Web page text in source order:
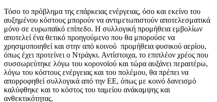
Τόσο το πρόβλημα της επάρκειας ενέργειας, όσο και εκείνο του
αυξημένου κόστους μπορούν να αντιμετωπιστούν αποτελεσματικά
μόνο σε ευρωπαϊκό επίπεδο. Η συλλογική προμήθεια εμβολίων
αποτελεί ένα θετικό προηγούμενο που θα μπορούσε να
χρησιμοποιηθεί και στην από κοινού προμήθεια φυσικού αερίου,
όπως έχει προτείνει ο Ντράγκι. Αντίστοιχα, το επιπλέον χρέος που
συσσωρεύτηκε λόγω του κορονοϊού και τώρα αυξάνει περαιτέρω,
λόγω του κόστους ενέργειας και του πολέμου, θα πρέπει να
απορροφηθεί συλλογικά από την ΕΕ, όπως με κοινό δανεισμό
καλύφθηκε και το κόστος του ταμείου ανάκαμψης και
ανθεκτικότητας.